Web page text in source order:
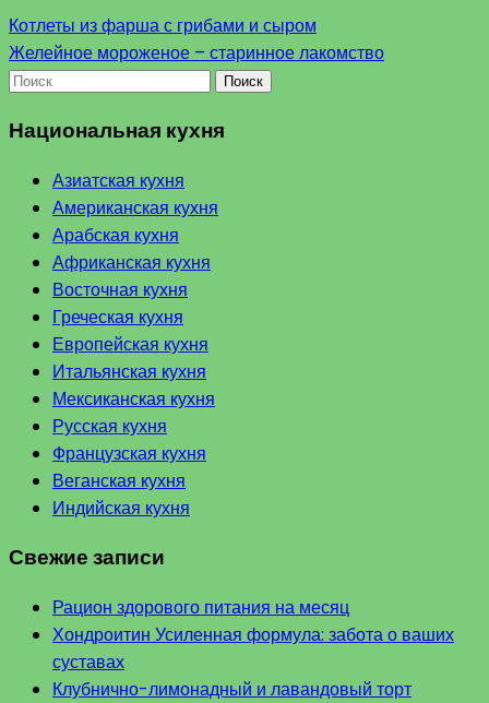
Котлеты из фарша с грибами и сыром
Желейное мороженое – старинное лакомство
Поиск
Национальная кухня
Азиатская кухня
Американская кухня
Арабская кухня
Африканская кухня
Восточная кухня
Греческая кухня
Европейская кухня
Итальянская кухня
Мексиканская кухня
Русская кухня
Французская кухня
Веганская кухня
Индийская кухня
Свежие записи
Рацион здорового питания на месяц
Хондроитин Усиленная формула: забота о ваших
суставах
Клубнично-лимонадный и лавандовый торт